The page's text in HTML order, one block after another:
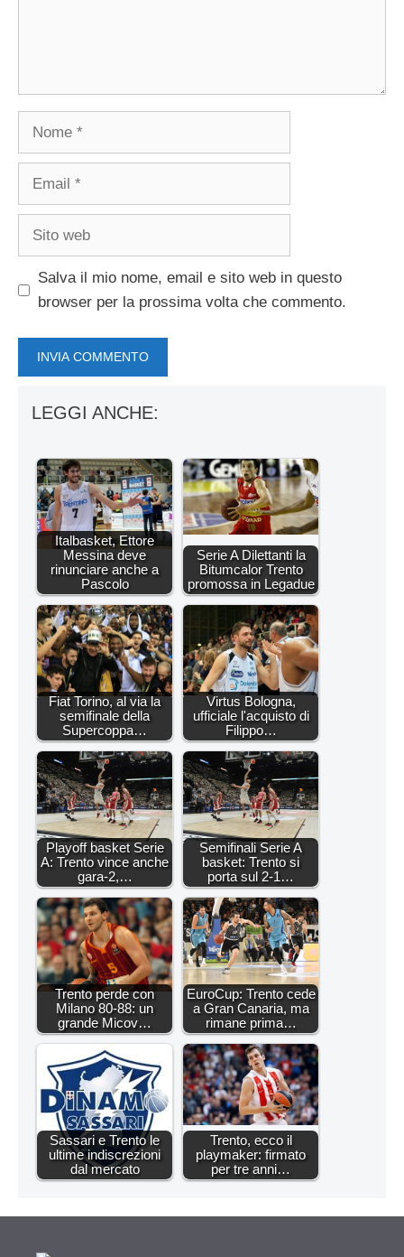
Nome
Email
Sito
Salva il mio nome, email e sito web in questo
browser per la prossima volta che commento.
LEGGI ANCHE:
Italbasket, Ettore
Messina deve
rinunciare anche a
Pascolo
Serie A Dilettanti la
Bitumcalor Trento
promossa in Legadue
Fiat Torino, al via la
semifinale della
Supercoppa…
Virtus Bologna,
ufficiale l'acquisto di
Filippo…
Playoff basket Serie
A: Trento vince anche
gara-2,…
Semifinali Serie A
basket: Trento si
porta sul 2-1…
Trento perde con
Milano 80-88: un
grande Micov…
EuroCup: Trento cede
a Gran Canaria, ma
rimane prima…
Sassari e Trento le
ultime indiscrezioni
dal mercato
Trento, ecco il
playmaker: firmato
per tre anni…